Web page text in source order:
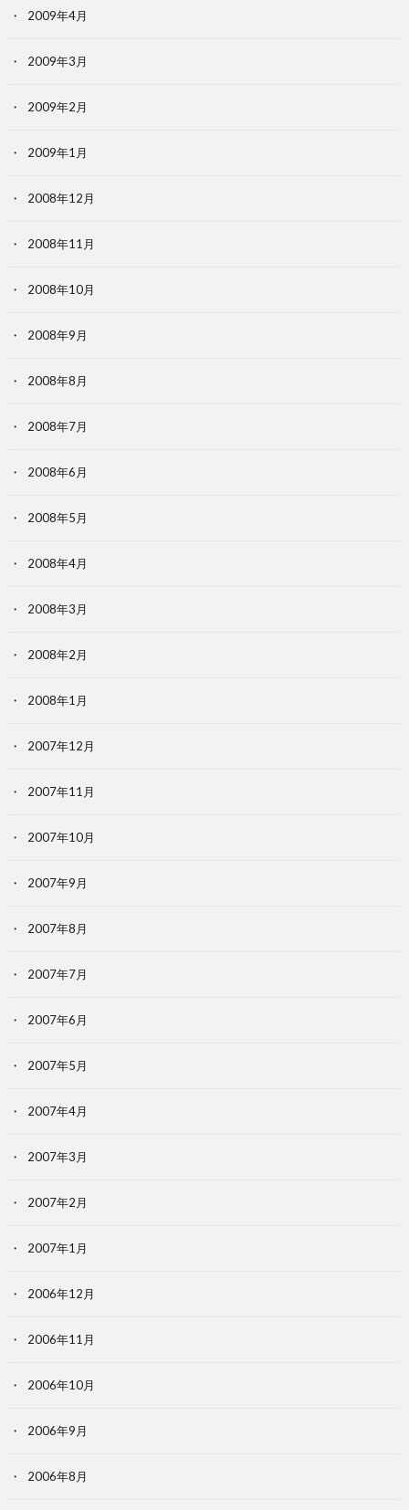
2009年4月
2009年3月
2009年2月
2009年1月
2008年12月
2008年11月
2008年10月
2008年9月
2008年8月
2008年7月
2008年6月
2008年5月
2008年4月
2008年3月
2008年2月
2008年1月
2007年12月
2007年11月
2007年10月
2007年9月
2007年8月
2007年7月
2007年6月
2007年5月
2007年4月
2007年3月
2007年2月
2007年1月
2006年12月
2006年11月
2006年10月
2006年9月
2006年8月